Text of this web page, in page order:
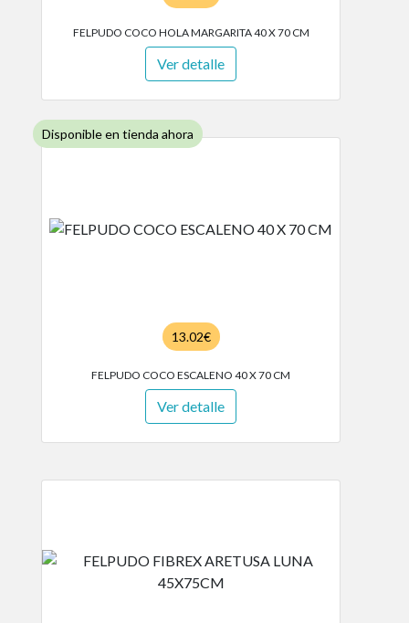
FELPUDO COCO HOLA MARGARITA 40 X 70 CM
Ver detalle
Disponible en tienda ahora
13.02€
FELPUDO COCO ESCALENO 40 X 70 CM
Ver detalle